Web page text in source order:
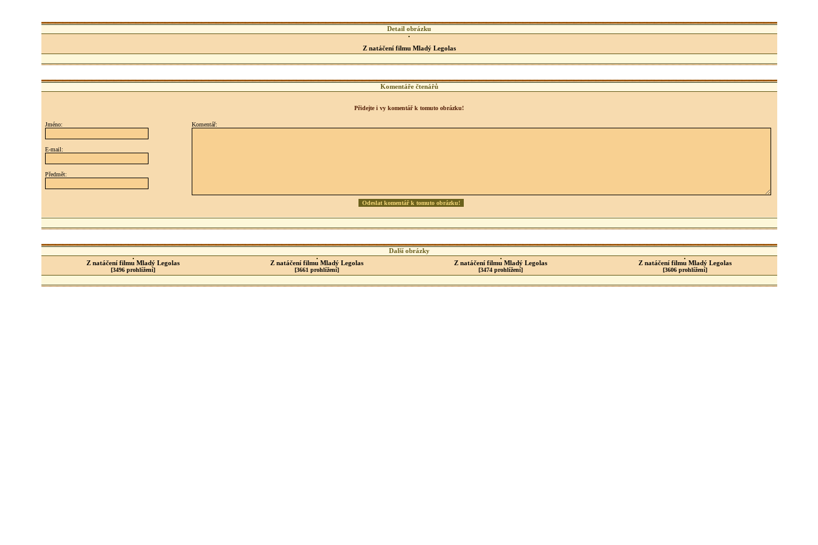
Detail obrázku
Z natáčení filmu Mladý Legolas
Komentáře čtenářů
Přidejte i vy komentář k tomuto obrázku!
Jméno:
E-mail:
Předmět:
Komentář:
Další obrázky
Z natáčení filmu Mladý Legolas
[3496 prohlížení]
Z natáčení filmu Mladý Legolas
[3661 prohlížení]
Z natáčení filmu Mladý Legolas
[3474 prohlížení]
Z natáčení filmu Mladý Legolas
[3606 prohlížení]